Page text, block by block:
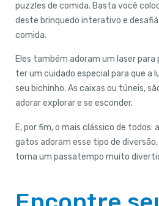
puzzles de comida. Basta você
deste brinquedo interativo e
comida.
Eles também adoram um laser para
ter um cuidado especial para que a
seu bichinho. As caixas ou túneis,
adorar explorar e se esconder.
E, por fim, o mais clássico de todos:
gatos adoram esse tipo de
torna um passatempo muito